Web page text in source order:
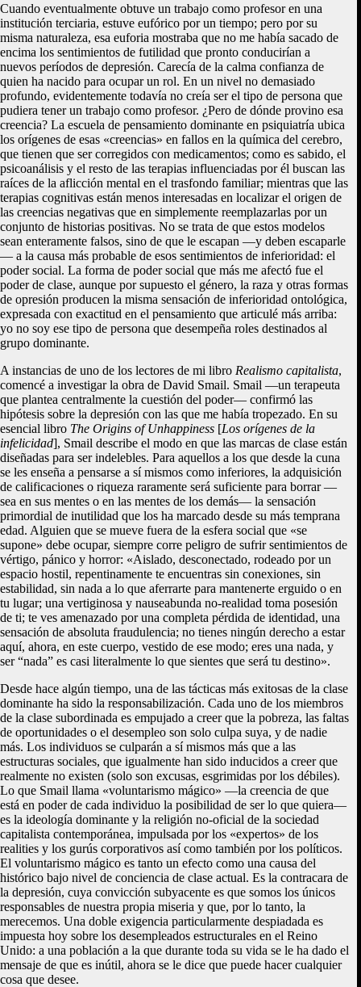
Cuando eventualmente obtuve un trabajo como profesor en una
institución terciaria, estuve eufórico por un tiempo; pero por su
misma naturaleza, esa euforia mostraba que no me había sacado de
encima los sentimientos de futilidad que pronto conducirían a
nuevos períodos de depresión. Carecía de la calma confianza de
quien ha nacido para ocupar un rol. En un nivel no demasiado
profundo, evidentemente todavía no creía ser el tipo de persona que
pudiera tener un trabajo como profesor. ¿Pero de dónde provino esa
creencia? La escuela de pensamiento dominante en psiquiatría ubica
los orígenes de esas «creencias» en fallos en la química del cerebro,
que tienen que ser corregidos con medicamentos; como es sabido, el
psicoanálisis y el resto de las terapias influenciadas por él buscan las
raíces de la aflicción mental en el trasfondo familiar; mientras que las
terapias cognitivas están menos interesadas en localizar el origen de
las creencias negativas que en simplemente reemplazarlas por un
conjunto de historias positivas. No se trata de que estos modelos
sean enteramente falsos, sino de que le escapan —y deben escaparle
— a la causa más probable de esos sentimientos de inferioridad: el
poder social. La forma de poder social que más me afectó fue el
poder de clase, aunque por supuesto el género, la raza y otras formas
de opresión producen la misma sensación de inferioridad ontológica,
expresada con exactitud en el pensamiento que articulé más arriba:
yo no soy ese tipo de persona que desempeña roles destinados al
grupo dominante.
A instancias de uno de los lectores de mi libro Realismo capitalista,
comencé a investigar la obra de David Smail. Smail —un terapeuta
que plantea centralmente la cuestión del poder— confirmó las
hipótesis sobre la depresión con las que me había tropezado. En su
esencial libro The Origins of Unhappiness [Los orígenes de la
infelicidad], Smail describe el modo en que las marcas de clase están
diseñadas para ser indelebles. Para aquellos a los que desde la cuna
se les enseña a pensarse a sí mismos como inferiores, la adquisición
de calificaciones o riqueza raramente será suficiente para borrar —
sea en sus mentes o en las mentes de los demás— la sensación
primordial de inutilidad que los ha marcado desde su más temprana
edad. Alguien que se mueve fuera de la esfera social que «se
supone» debe ocupar, siempre corre peligro de sufrir sentimientos de
vértigo, pánico y horror: «Aislado, desconectado, rodeado por un
espacio hostil, repentinamente te encuentras sin conexiones, sin
estabilidad, sin nada a lo que aferrarte para mantenerte erguido o en
tu lugar; una vertiginosa y nauseabunda no-realidad toma posesión
de ti; te ves amenazado por una completa pérdida de identidad, una
sensación de absoluta fraudulencia; no tienes ningún derecho a estar
aquí, ahora, en este cuerpo, vestido de ese modo; eres una nada, y
ser “nada” es casi literalmente lo que sientes que será tu destino».
Desde hace algún tiempo, una de las tácticas más exitosas de la clase
dominante ha sido la responsabilización. Cada uno de los miembros
de la clase subordinada es empujado a creer que la pobreza, las faltas
de oportunidades o el desempleo son solo culpa suya, y de nadie
más. Los individuos se culparán a sí mismos más que a las
estructuras sociales, que igualmente han sido inducidos a creer que
realmente no existen (solo son excusas, esgrimidas por los débiles).
Lo que Smail llama «voluntarismo mágico» —la creencia de que
está en poder de cada individuo la posibilidad de ser lo que quiera—
es la ideología dominante y la religión no-oficial de la sociedad
capitalista contemporánea, impulsada por los «expertos» de los
realities y los gurús corporativos así como también por los políticos.
El voluntarismo mágico es tanto un efecto como una causa del
histórico bajo nivel de conciencia de clase actual. Es la contracara de
la depresión, cuya convicción subyacente es que somos los únicos
responsables de nuestra propia miseria y que, por lo tanto, la
merecemos. Una doble exigencia particularmente despiadada es
impuesta hoy sobre los desempleados estructurales en el Reino
Unido: a una población a la que durante toda su vida se le ha dado el
mensaje de que es inútil, ahora se le dice que puede hacer cualquier
cosa que desee.